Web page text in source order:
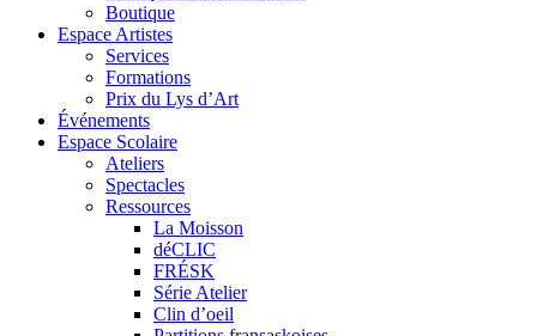
Boutique
Espace Artistes
Services
Formations
Prix du Lys d’Art
Événements
Espace Scolaire
Ateliers
Spectacles
Ressources
La Moisson
déCLIC
FRÉSK
Série Atelier
Clin d’oeil